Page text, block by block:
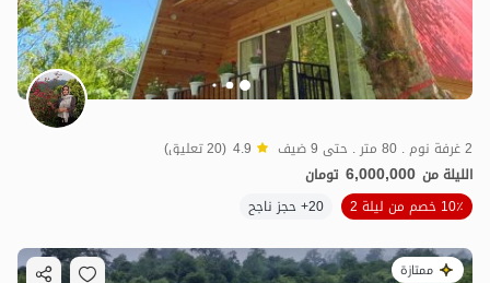
2 غرفة نوم . 80 متر . حتى 9 ضيف 4.9 (20 تعليق)
الليلة من 6,000,000 تومان
10٪ خصم من ليلة 2
20+ حجز ناجح
ممتازة